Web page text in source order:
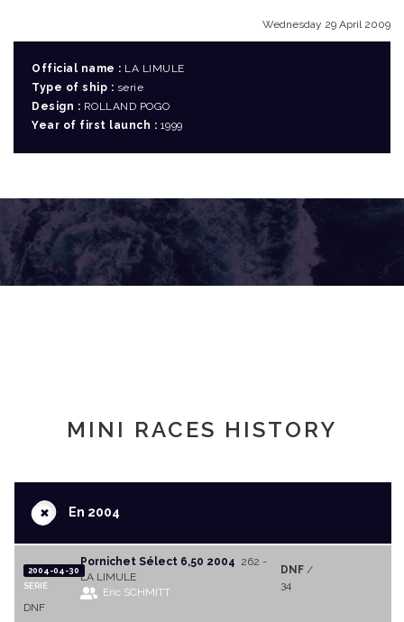
Wednesday 29 April 2009
Official name : LA LIMULE
Type of ship : serie
Design : ROLLAND POGO
Year of first launch : 1999
MINI RACES HISTORY
+En 2004
2004-04-30
SERIE
Pornichet Sélect 6,50 2004 262 -
LA LIMULE
Eric SCHMITT
DNF/
34
DNF